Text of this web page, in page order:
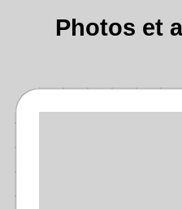
Photos et